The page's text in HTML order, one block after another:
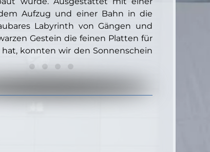
Aufzug und einer Bahn in die
Labyrinth von Gängen und
Gestein die feinen Platten für
konnten wir den Sonnenschein